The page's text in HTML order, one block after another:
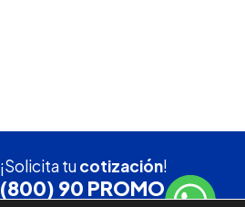
¡Solicita tucotización!
(800) 90 PROMO